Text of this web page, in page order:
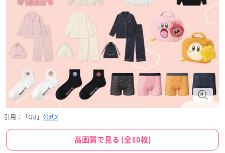
引用：「GU」 公式X
高画質で見る (全10枚)